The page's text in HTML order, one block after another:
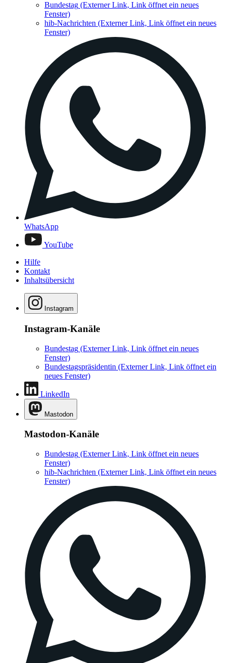
Bundestag (Externer Link, Link öffnet ein neues
Fenster)
hib-Nachrichten (Externer Link, Link öffnet ein neues
Fenster)
WhatsApp
YouTube
Hilfe
Kontakt
Inhaltsübersicht
Instagram
Instagram-Kanäle
Bundestag (Externer Link, Link öffnet ein neues
Fenster)
Bundestagspräsidentin (Externer Link, Link öffnet ein
neues Fenster)
LinkedIn
Mastodon
Mastodon-Kanäle
Bundestag (Externer Link, Link öffnet ein neues
Fenster)
hib-Nachrichten (Externer Link, Link öffnet ein neues
Fenster)